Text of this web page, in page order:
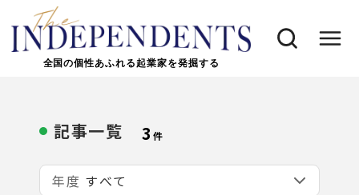
全国の個性あふれる起業家を発掘する
記事一覧 3 件
年度